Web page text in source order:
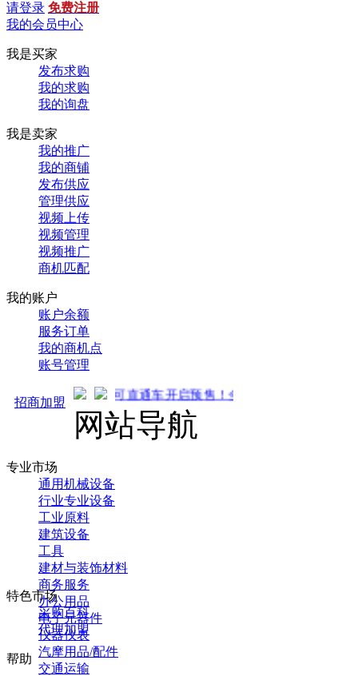
请登录 免费注册
我的会员中心
我是买家
发布求购
我的求购
我的询盘
我是卖家
我的推广
我的商铺
发布供应
管理供应
视频上传
视频管理
视频推广
商机匹配
我的账户
账户余额
服务订单
我的商机点
账号管理
招商加盟
马可直通车开启预售！全新推广 强势来袭！火热招商
网站导航
专业市场
通用机械设备
行业专业设备
工业原料
建筑设备
工具
建材与装饰材料
商务服务
办公用品
电子元器件
仪器仪表
汽摩用品/配件
交通运输
特色市场
采购百科
代理加盟
帮助